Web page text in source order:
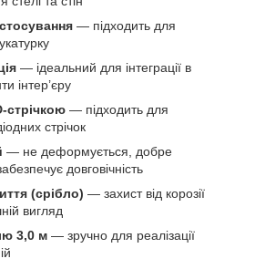
— підходить для
— ідеальний для інтеграції в
інтер’єру
стрічкою — підходить для
стрічок
— не деформується, добре
довговічність
(срібло) — захист від корозії
вигляд
3,0 м — зручно для реалізації